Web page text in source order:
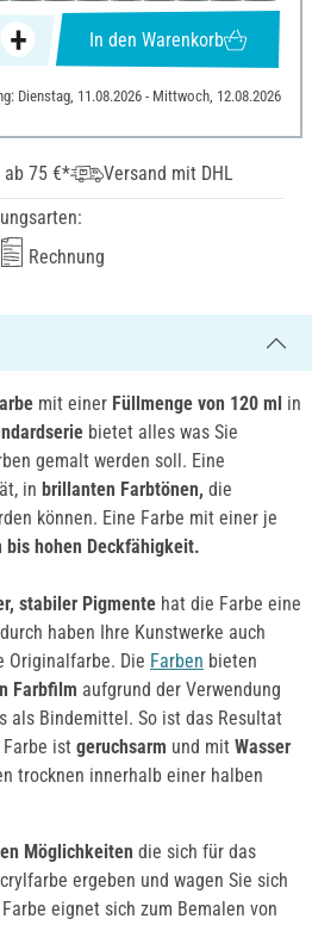
In den Warenkorb
Dienstag, 11.08.2026 - Mittwoch, 12.08.2026
ab 75 €*
Versand mit DHL
Rechnung
mit einer Füllmenge von 120 ml in
bietet alles was Sie
gemalt werden soll. Eine
in brillanten Farbtönen, die
können. Eine Farbe mit einer je
bis hohen Deckfähigkeit.
stabiler Pigmente hat die Farbe eine
haben Ihre Kunstwerke auch
Originalfarbe. Die Farben bieten
Farbfilm aufgrund der Verwendung
als Bindemittel. So ist das Resultat
Farbe ist geruchsarm und mit Wasser
trocknen innerhalb einer halben
Möglichkeiten die sich für das
ergeben und wagen Sie sich
eignet sich zum Bemalen von